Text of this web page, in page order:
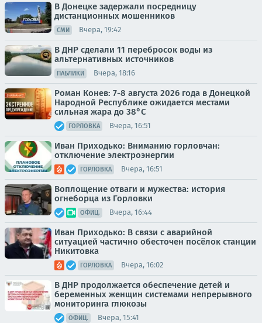
В Донецке задержали посредницу
дистанционных мошенников
СМИ Вчера, 19:42
В ДНР сделали 11 перебросок воды из
альтернативных источников
ПАБЛИКИ Вчера, 18:16
Роман Конев: 7-8 августа 2026 года в Донецкой
Народной Республике ожидается местами
сильная жара до 38°С
ГОРЛОВКА Вчера, 16:51
Иван Приходько: Вниманию горловчан:
отключение электроэнергии
ГОРЛОВКА Вчера, 16:51
Воплощение отваги и мужества: история
огнеборца из Горловки
ОФИЦ. Вчера, 16:44
Иван Приходько: В связи с аварийной
ситуацией частично обесточен посёлок станции
Никитовка
ГОРЛОВКА Вчера, 16:02
В ДНР продолжается обеспечение детей и
беременных женщин системами непрерывного
мониторинга глюкозы
ОФИЦ. Вчера, 15:41